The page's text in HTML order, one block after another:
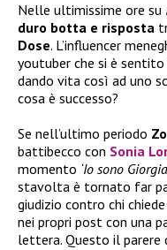
Nelle ultimissime ore su
duro botta e risposta
Dose. L’influencer
youtuber che si è
dando vita così ad uno
cosa è successo?
Se nell’ultimo periodo
battibecco con Sonia
momento ‘Io sono
stavolta è tornato far
giudizio contro chi
nei propri post con una
lettera. Questo il parere